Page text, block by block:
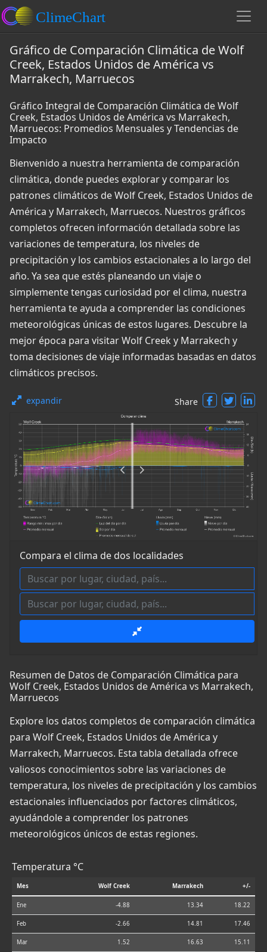
Gráfico de Comparación Climática de Wolf
Creek, Estados Unidos de América vs
Marrakech, Marruecos
Gráfico Integral de Comparación Climática de Wolf
Creek, Estados Unidos de América vs Marrakech,
Marruecos: Promedios Mensuales y Tendencias de
Impacto
Bienvenido a nuestra herramienta de comparación
climática, donde puedes explorar y comparar los
patrones climáticos de Wolf Creek, Estados Unidos de
América y Marrakech, Marruecos. Nuestros gráficos
completos ofrecen información detallada sobre las
variaciones de temperatura, los niveles de
precipitación y los cambios estacionales a lo largo del
año. Ya sea que estés planeando un viaje o
simplemente tengas curiosidad por el clima, nuestra
herramienta te ayuda a comprender las condiciones
meteorológicas únicas de estos lugares. Descubre la
mejor época para visitar Wolf Creek y Marrakech y
toma decisiones de viaje informadas basadas en datos
climáticos precisos.
expandir Share
Compara el clima de dos localidades
Resumen de Datos de Comparación Climática para
Wolf Creek, Estados Unidos de América vs Marrakech,
Marruecos
Explore los datos completos de comparación climática
para Wolf Creek, Estados Unidos de América y
Marrakech, Marruecos. Esta tabla detallada ofrece
valiosos conocimientos sobre las variaciones de
temperatura, los niveles de precipitación y los cambios
estacionales influenciados por factores climáticos,
ayudándole a comprender los patrones
meteorológicos únicos de estas regiones.
Temperatura °C
Mes Wolf Creek Marrakech +/-
Ene -4.88 13.34 18.22
Feb -2.66 14.81 17.46
Mar 1.52 16.63 15.11